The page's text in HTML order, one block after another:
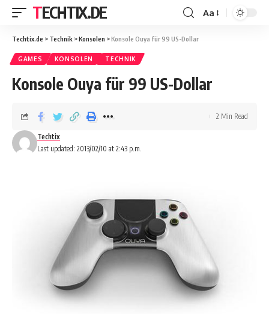
TECHTIX.DE Aa
Techtix.de > Technik >Konsolen >Konsole Ouya für 99 US-Dollar
GAMES KONSOLEN TECHNIK
Konsole Ouya für 99 US-Dollar
Last updated: 2013/02/10 at 2:43 p.m.
Techtix
2 Min Read